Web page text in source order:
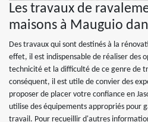
Les travaux de
maisons à Mauguio
Des travaux qui sont destinés à la
effet, il est indispensable de réaliser des
technicité et la difficulté de ce genre de
conséquent, il est utile de convier des
proposer de placer votre confiance en
utilise des équipements appropriés pour
travail. Pour recueillir d'autres